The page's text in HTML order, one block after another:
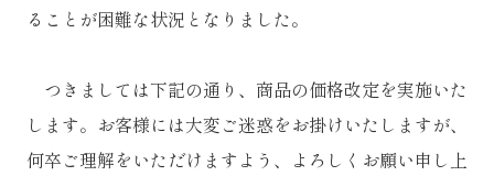
ることが困難な状況となりました。
つきましては下記の通り、商品の価格改定を実施いた
します。お客様には大変ご迷惑をお掛けいたしますが、
何卒ご理解をいただけますよう、よろしくお願い申し上